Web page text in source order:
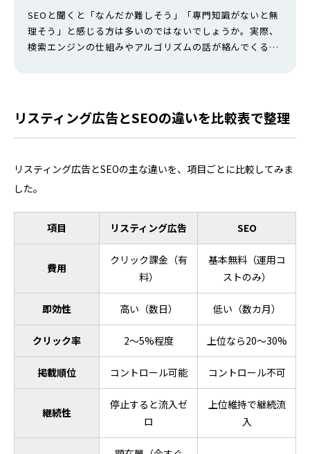
SEOと聞くと「なんだか難しそう」「専門知識がないと無
理そう」と感じる方は多いのではないでしょうか。実際、
検索エンジンの仕組みやアルゴリズムの話が絡んでくるた
SEOの基礎知識から、無料でできる具体的なやり方まで、
初めての方にもわかりやすく解説…
リスティング広告とSEOの違いを比較表で整理
リスティング広告とSEOの主な違いを、項目ごとに比較してみま
した。
項目 リスティング広告 SEO
費用
クリック課金（有
料）
基本無料（運用コ
ストのみ）
即効性 高い（数日） 低い（数カ月）
クリック率 2〜5%程度 上位なら20〜30%
掲載順位 コントロール可能 コントロール不可
継続性
停止すると流入ゼ
ロ
上位維持で継続流
入